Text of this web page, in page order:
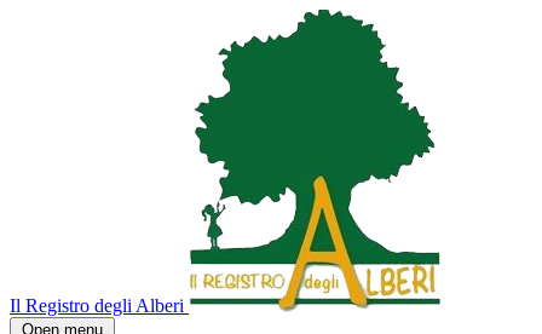
Il Registro degli Alberi
Open menu